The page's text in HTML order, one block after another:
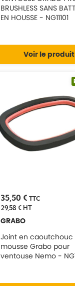
BRUSHLESS SANS
EN HOUSSE - NG11101
Voir le produit
35,50 € TTC
29,58 €HT
GRABO
Joint en caoutchouc
mousse Grabo pour
ventouse Nemo -